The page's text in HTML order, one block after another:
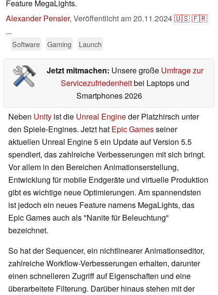
Feature MegaLights.
Alexander Pensler, Veröffentlicht am20.11.2024🇺🇸🇫🇷
...
Software Gaming Launch
Jetzt mitmachen: Unsere große Umfrage zur
Servicezufriedenheitbei Laptops und
Smartphones 2026
Neben Unity ist die Unreal Engineder Platzhirsch unter
den Spiele-Engines. Jetzt hat Epic Gamesseiner
aktuellen Unreal Engine 5 ein Update auf Version 5.5
spendiert, das zahlreiche Verbesserungen mit sich bringt.
Vor allem in den Bereichen Animationserstellung,
Entwicklung für mobile Endgeräte und virtuelle Produktion
gibt es wichtige neue Optimierungen. Am spannendsten
ist jedoch ein neues Feature namens MegaLights, das
Epic Games auch als "Nanite für Beleuchtung"
bezeichnet.
So hat der Sequencer, ein nichtlinearer Animationseditor,
zahlreiche Workflow-Verbesserungen erhalten, darunter
einen schnelleren Zugriff auf Eigenschaften und eine
überarbeitete Filterung. Darüber hinaus stehen mit der